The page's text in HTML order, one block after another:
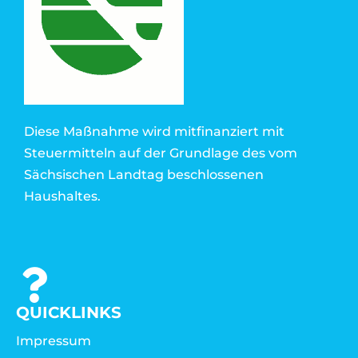
Diese Maßnahme wird mitfinanziert mit
Steuermitteln auf der Grundlage des vom
Sächsischen Landtag beschlossenen
Haushaltes.
QUICKLINKS
Impressum